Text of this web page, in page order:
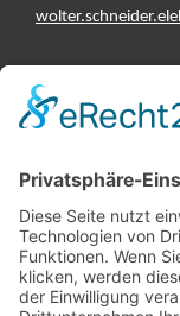
INFORMATIONEN
Hersteller
Fehlerliste